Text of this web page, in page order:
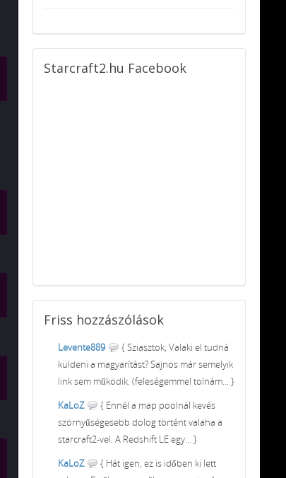
Starcraft2.hu Facebook
Friss hozzászólások
Levente889
{ Sziasztok, Valaki el tudná
küldeni a magyarítást? Sajnos már semelyik
link sem működik. (feleségemmel tolnám... }
KaLoZ
{ Ennél a map poolnál kevés
szörnyűségesebb dolog történt valaha a
starcraft2-vel. A Redshift LE egy... }
KaLoZ
{ Hát igen, ez is időben ki lett